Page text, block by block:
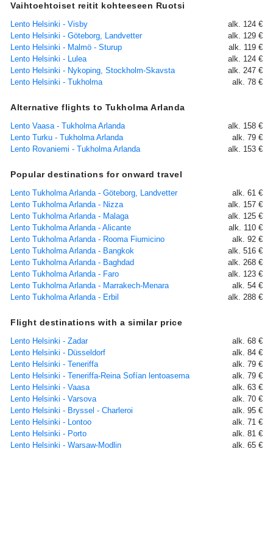
Vaihtoehtoiset reitit kohteeseen Ruotsi
Lento Helsinki - Visby
alk. 124 €
Lento Helsinki - Göteborg, Landvetter
alk. 129 €
Lento Helsinki - Malmö - Sturup
alk. 119 €
Lento Helsinki - Lulea
alk. 124 €
Lento Helsinki - Nykoping, Stockholm-Skavsta
alk. 247 €
Lento Helsinki - Tukholma
alk. 78 €
Alternative flights to Tukholma Arlanda
Lento Vaasa - Tukholma Arlanda
alk. 158 €
Lento Turku - Tukholma Arlanda
alk. 79 €
Lento Rovaniemi - Tukholma Arlanda
alk. 153 €
Popular destinations for onward travel
Lento Tukholma Arlanda - Göteborg, Landvetter
alk. 61 €
Lento Tukholma Arlanda - Nizza
alk. 157 €
Lento Tukholma Arlanda - Malaga
alk. 125 €
Lento Tukholma Arlanda - Alicante
alk. 110 €
Lento Tukholma Arlanda - Rooma Fiumicino
alk. 92 €
Lento Tukholma Arlanda - Bangkok
alk. 516 €
Lento Tukholma Arlanda - Baghdad
alk. 268 €
Lento Tukholma Arlanda - Faro
alk. 123 €
Lento Tukholma Arlanda - Marrakech-Menara
alk. 54 €
Lento Tukholma Arlanda - Erbil
alk. 288 €
Flight destinations with a similar price
Lento Helsinki - Zadar
alk. 68 €
Lento Helsinki - Düsseldorf
alk. 84 €
Lento Helsinki - Teneriffa
alk. 79 €
Lento Helsinki - Teneriffa-Reina Sofían lentoasema
alk. 79 €
Lento Helsinki - Vaasa
alk. 63 €
Lento Helsinki - Varsova
alk. 70 €
Lento Helsinki - Bryssel - Charleroi
alk. 95 €
Lento Helsinki - Lontoo
alk. 71 €
Lento Helsinki - Porto
alk. 81 €
Lento Helsinki - Warsaw-Modlin
alk. 65 €